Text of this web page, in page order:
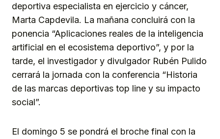
deportiva especialista en ejercicio y cáncer,
Marta Capdevila. La mañana concluirá con la
ponencia “Aplicaciones reales de la inteligencia
artificial en el ecosistema deportivo”, y por la
tarde, el investigador y divulgador Rubén Pulido
cerrará la jornada con la conferencia “Historia
de las marcas deportivas top line y su impacto
social”.
El domingo 5 se pondrá el broche final con la